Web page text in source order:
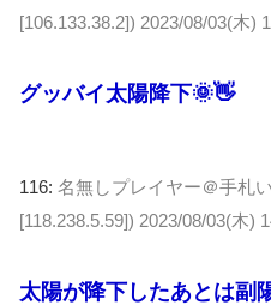
[106.133.38.2]) 2023/08/03(木)
グッバイ太陽降下🌞👋
116: 名無しプレイヤー＠手札
[118.238.5.59]) 2023/08/03(木)
太陽が降下したあとは副